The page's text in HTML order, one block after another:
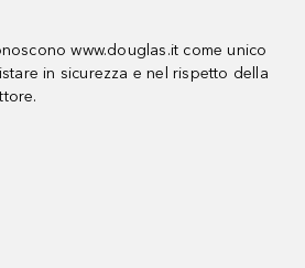
www.douglas.it come unico
in sicurezza e nel rispetto della